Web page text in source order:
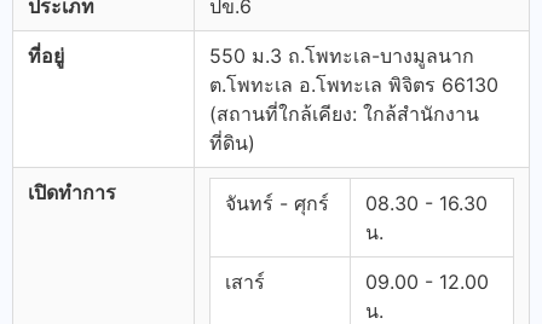
ประเภท ปข.6
ที่อยู่
550 ม.3 ถ.โพทะเล-บางมูลนาก
ต.โพทะเล อ.โพทะเล พิจิตร 66130
(สถานที่ใกล้เคียง: ใกล้สำนักงาน
ที่ดิน)
เปิดทำการ จันทร์ - ศุกร์
08.30 - 16.30
น.
เสาร์
09.00 - 12.00
น.